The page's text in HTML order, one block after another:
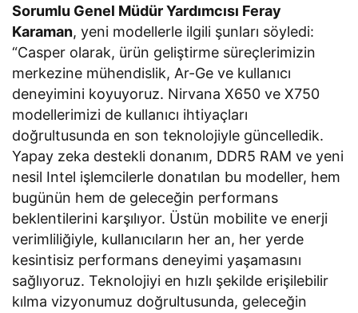
Sorumlu Genel Müdür Yardımcısı Feray
Karaman, yeni modellerle ilgili şunları söyledi:
“Casper olarak, ürün geliştirme süreçlerimizin
merkezine mühendislik, Ar-Ge ve kullanıcı
deneyimini koyuyoruz. Nirvana X650 ve X750
modellerimizi de kullanıcı ihtiyaçları
doğrultusunda en son teknolojiyle güncelledik.
Yapay zeka destekli donanım, DDR5 RAM ve yeni
nesil Intel işlemcilerle donatılan bu modeller, hem
bugünün hem de geleceğin performans
beklentilerini karşılıyor. Üstün mobilite ve enerji
verimliliğiyle, kullanıcıların her an, her yerde
kesintisiz performans deneyimi yaşamasını
sağlıyoruz. Teknolojiyi en hızlı şekilde erişilebilir
kılma vizyonumuz doğrultusunda, geleceğin